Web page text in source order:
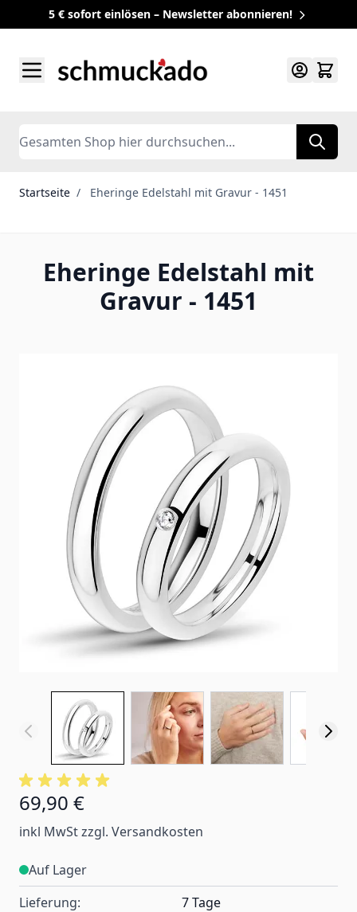
5 € sofort einlösen – Newsletter abonnieren!
Search
Startseite / Eheringe Edelstahl mit Gravur - 1451
Eheringe Edelstahl mit
Gravur - 1451
69,90 €
inkl MwSt zzgl. Versandkosten
Auf Lager
Lieferung:
7 Tage